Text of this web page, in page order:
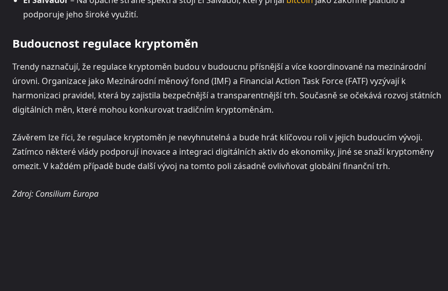
podporuje jeho široké využití.
Budoucnost regulace kryptoměn
Trendy naznačují, že regulace kryptoměn budou v budoucnu přísnější a více koordinované na mezinárodní
úrovni. Organizace jako Mezinárodní měnový fond (IMF) a Financial Action Task Force (FATF) vyzývají k
harmonizaci pravidel, která by zajistila bezpečnější a transparentnější trh. Současně se očekává rozvoj státních
digitálních měn, které mohou konkurovat tradičním kryptoměnám.
Závěrem lze říci, že regulace kryptoměn je nevyhnutelná a bude hrát klíčovou roli v jejich budoucím vývoji.
Zatímco některé vlády podporují inovace a integraci digitálních aktiv do ekonomiky, jiné se snaží kryptoměny
omezit. V každém případě bude další vývoj na tomto poli zásadně ovlivňovat globální finanční trh.
Zdroj: Consilium Europa